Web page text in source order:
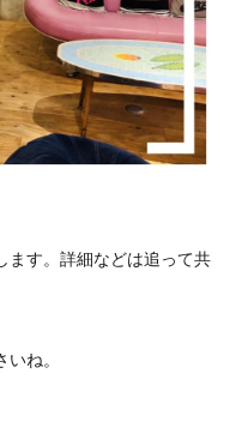
ます。詳細などは追って共
ね。